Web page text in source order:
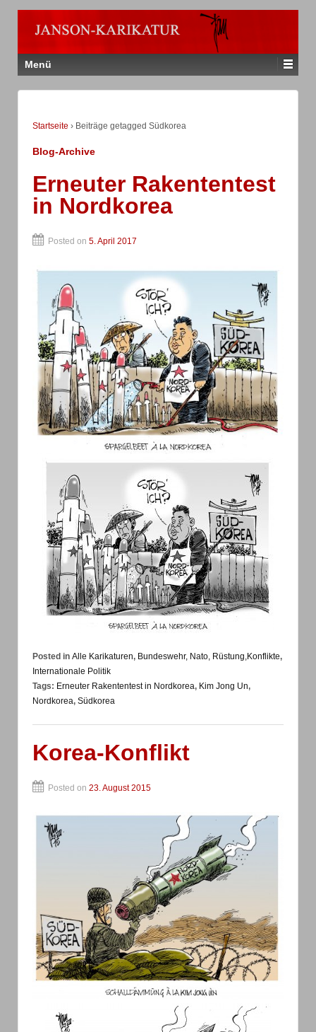
Menü
Startseite › Beiträge getagged Südkorea
Blog-Archive
Erneuter Rakententest
in Nordkorea
Posted on 5. April 2017
Posted in Alle Karikaturen, Bundeswehr, Nato, Rüstung,Konflikte,
Internationale Politik
Tags: Erneuter Rakententest in Nordkorea, Kim Jong Un,
Nordkorea, Südkorea
Korea-Konflikt
Posted on 23. August 2015